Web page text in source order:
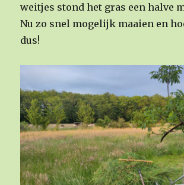
weitjes stond het gras een halve
Nu zo snel mogelijk maaien en
dus!